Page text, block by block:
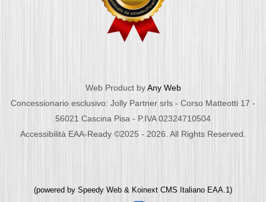
Web Product byAny Web
Concessionario esclusivo: Jolly Partner srls - Corso Matteotti 17 -
56021 Cascina Pisa - P.IVA 02324710504
Accessibilità EAA-Ready ©2025 - 2026. All Rights Reserved.
(powered by Speedy Web & Koinext CMS Italiano EAA.1)